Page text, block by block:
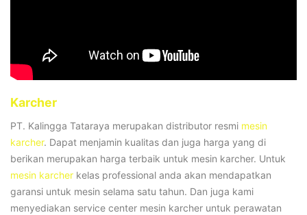
Karcher
PT. Kalingga Tataraya merupakan distributor resmi mesin
karcher. Dapat menjamin kualitas dan juga harga yang di
berikan merupakan harga terbaik untuk mesin karcher. Untuk
mesin karcher kelas professional anda akan mendapatkan
garansi untuk mesin selama satu tahun. Dan juga kami
menyediakan service center mesin karcher untuk perawatan